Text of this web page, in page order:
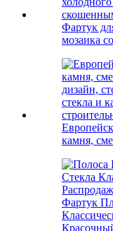
Фартук
мозаика
камня,